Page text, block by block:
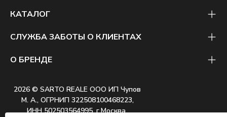
КАТАЛОГ
СЛУЖБА ЗАБОТЫ О КЛИЕНТАХ
О БРЕНДЕ
2026 © SARTO REALE ООО ИП Чупов
М. А., ОГРНИП 322508100468223,
ИНН 502503564995, г.Москва